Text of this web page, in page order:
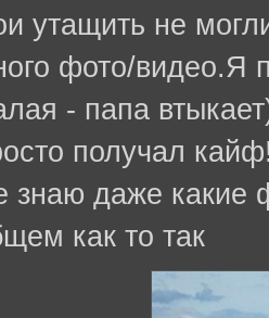
утащить не
фото/видео.Я
- папа
получал
знаю даже какие
как то так